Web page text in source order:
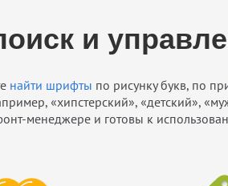
и
найти шрифты по рисунку букв, по
«хипстерский», «детский»,
менеджере и готовы к